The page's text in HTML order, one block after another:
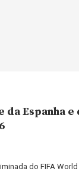
Espanha e
do FIFA